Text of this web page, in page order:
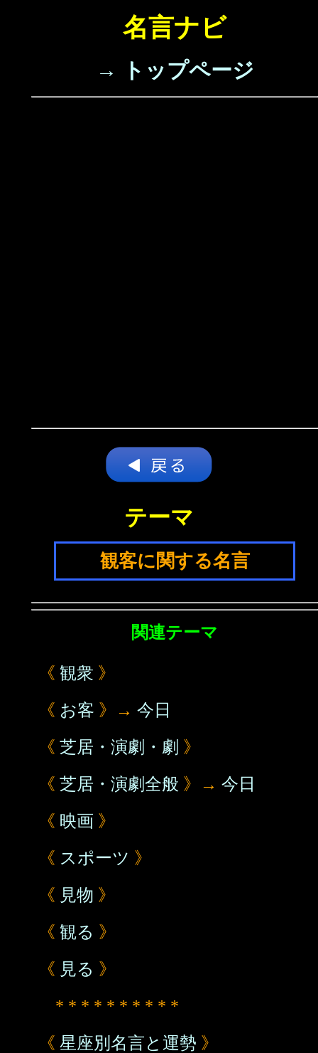
名言ナビ
→ トップページ
テーマ
観客に関する名言
関連テーマ
《 観衆 》
《 お客 》→ 今日
《 芝居・演劇・劇 》
《 芝居・演劇全般 》→ 今日
《 映画 》
《 スポーツ 》
《 見物 》
《 観る 》
《 見る 》
* * * * * * * * * *
《 星座別名言と運勢 》